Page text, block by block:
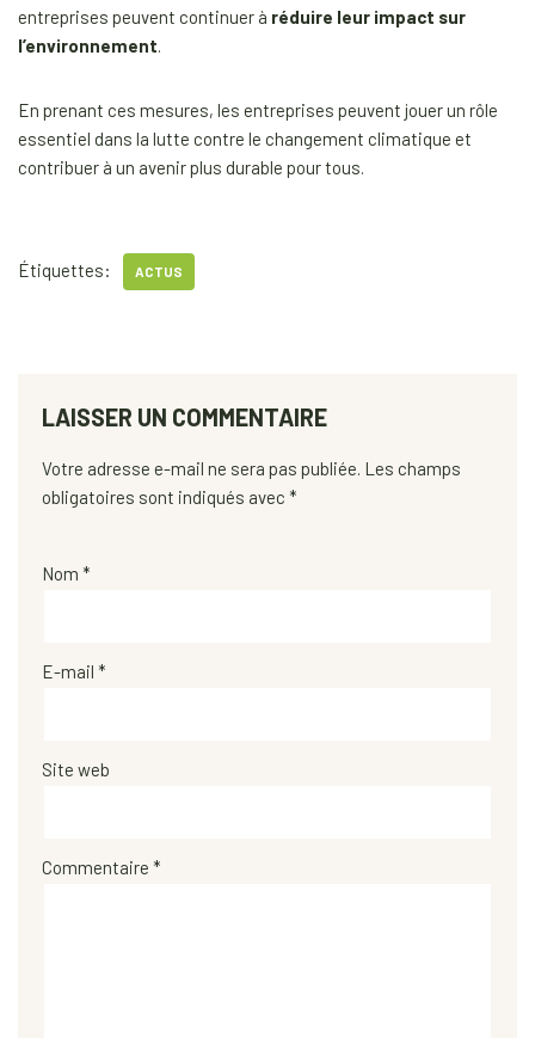
entreprises peuvent continuer à réduire leur impact sur
l’environnement.
En prenant ces mesures, les entreprises peuvent jouer un rôle
essentiel dans la lutte contre le changement climatique et
contribuer à un avenir plus durable pour tous.
Étiquettes: ACTUS
LAISSER UN COMMENTAIRE
Votre adresse e-mail ne sera pas publiée. Les champs
obligatoires sont indiqués avec *
Nom *
E-mail *
Site web
Commentaire *